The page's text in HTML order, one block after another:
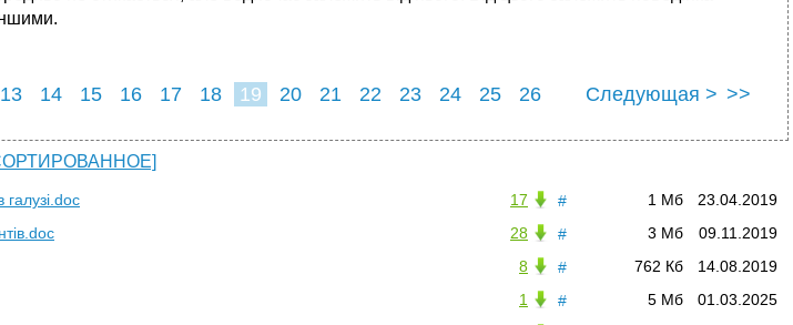
13 14 15 16 17 18 19 20 21 22 23 24 25
26
Следующая > >>
# 23.04.2019
1 Мб
17
#
09.11.2019
3 Мб
28
#
14.08.2019
762 Кб
8
#
01.03.2025
5 Мб
1